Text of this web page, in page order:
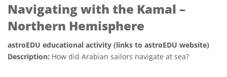
Navigating with the Kamal –
Northern Hemisphere
astroEDU educational activity (links to astroEDU website)
Description: How did Arabian sailors navigate at sea?